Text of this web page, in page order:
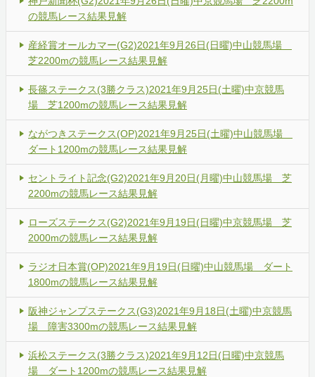
の競馬レース結果見解
産経賞オールカマー(G2)2021年9月26日(日曜)中山競馬場
芝2200mの競馬レース結果見解
長篠ステークス(3勝クラス)2021年9月25日(土曜)中京競馬
場 芝1200mの競馬レース結果見解
ながつきステークス(OP)2021年9月25日(土曜)中山競馬場
ダート1200mの競馬レース結果見解
セントライト記念(G2)2021年9月20日(月曜)中山競馬場 芝
2200mの競馬レース結果見解
ローズステークス(G2)2021年9月19日(日曜)中京競馬場 芝
2000mの競馬レース結果見解
ラジオ日本賞(OP)2021年9月19日(日曜)中山競馬場 ダート
1800mの競馬レース結果見解
阪神ジャンプステークス(G3)2021年9月18日(土曜)中京競馬
場 障害3300mの競馬レース結果見解
浜松ステークス(3勝クラス)2021年9月12日(日曜)中京競馬
場 ダート1200mの競馬レース結果見解